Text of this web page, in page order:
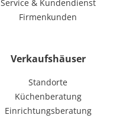
Service & Kundendienst
Firmenkunden
Verkaufshäuser
Standorte
Küchenberatung
Einrichtungsberatung